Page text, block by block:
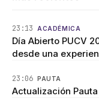
23:13 ACADÉMICA
Día Abierto PUCV
desde una
23:06 PAUTA
Actualización